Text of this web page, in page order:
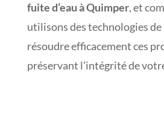
fuite d’eau à Quimper, et
utilisons des technologies
résoudre efficacement ces
préservant l’intégrité de